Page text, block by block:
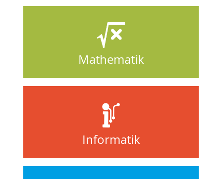
Mathematik
Informatik